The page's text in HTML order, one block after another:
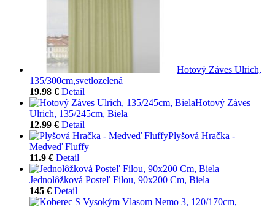
Hotový Záves Ulrich,
135/300cm,svetlozelená
19.98 € Detail
Hotový Záves
Ulrich, 135/245cm, Biela
12.99 € Detail
Plyšová Hračka -
Medveď Fluffy
11.9 € Detail
Jednolôžková Posteľ Filou, 90x200 Cm, Biela
145 € Detail